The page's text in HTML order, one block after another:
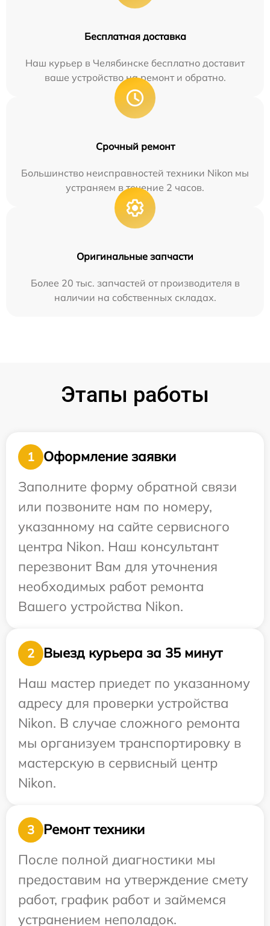
Бесплатная доставка
Наш курьер в Челябинске бесплатно доставит
ваше устройство на ремонт и обратно.
Срочный ремонт
Большинство неисправностей техники Nikon мы
устраняем в течение 2 часов.
Оригинальные запчасти
Более 20 тыс. запчастей от производителя в
наличии на собственных складах.
Этапы работы
1
Оформление заявки
Заполните форму обратной связи
или позвоните нам по номеру,
указанному на сайте сервисного
центра Nikon. Наш консультант
перезвонит Вам для уточнения
необходимых работ ремонта
Вашего устройства Nikon.
2
Выезд курьера за 35 минут
Наш мастер приедет по указанному
адресу для проверки устройства
Nikon. В случае сложного ремонта
мы организуем транспортировку в
мастерскую в сервисный центр
Nikon.
3
Ремонт техники
После полной диагностики мы
предоставим на утверждение смету
работ, график работ и займемся
устранением неполадок.